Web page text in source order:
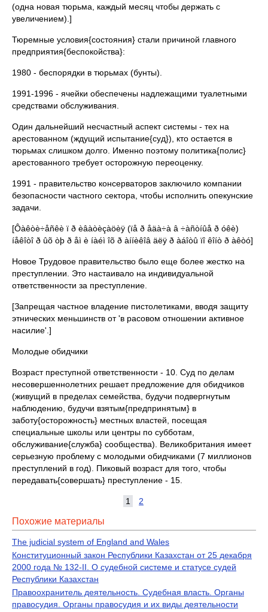
(одна новая тюрьма, каждый месяц чтобы держать с
увеличением).]
Тюремные условия{состояния} стали причиной главного
предприятия{беспокойства}:
1980 - беспорядки в тюрьмах (бунты).
1991-1996 - ячейки обеспечены надлежащими туалетными
средствами обслуживания.
Один дальнейший несчастный аспект системы - тех на
арестованном (ждущий испытание{суд}), кто остается в
тюрьмах слишком долго. Именно поэтому политика{полис}
арестованного требует осторожную переоценку.
1991 - правительство консерваторов заключило компании
безопасности частного сектора, чтобы исполнить опекунские
задачи.
[Ôàêòè÷åñêè ï ð èâàòèçàöèÿ (ïå ð åäà÷à â ÷àñòíûå ð óêè)
íåêîòî ð ûõ òþ ð åì è íàéì îõ ð àííèêîâ äëÿ ð àáîòû ïî êîíò ð àêòó]
Новое Трудовое правительство было еще более жестко на
преступлении. Это настаивало на индивидуальной
ответственности за преступление.
[Запрещая частное владение пистолетиками, вводя защиту
этнических меньшинств от 'в расовом отношении активное
насилие'.]
Молодые обидчики
Возраст преступной ответственности - 10. Суд по делам
несовершеннолетних решает предложение для обидчиков
(живущий в пределах семейства, будучи подвергнутым
наблюдению, будучи взятым{предпринятым} в
заботу{осторожность} местных властей, посещая
специальные школы или центры по субботам,
обслуживание{служба} сообщества). Великобритания имеет
серьезную проблему с молодыми обидчиками (7 миллионов
преступлений в год). Пиковый возраст для того, чтобы
передавать{совершать} преступление - 15.
1 2
Похожие материалы
The judicial system of England and Wales
Конституционный закон Республики Казахстан от 25 декабря
2000 года № 132-II. О судебной системе и статусе судей
Республики Казахстан
Правоохранитель деятельность. Судебная власть. Органы
правосудия. Органы правосудия и их виды деятельности